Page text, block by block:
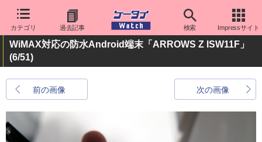
カテゴリ 過去記事 検索 Impressサイト
WiMAX対応の防水Android端末「ARROWS Z ISW11F」
(6/51)
前の画像 次の画像